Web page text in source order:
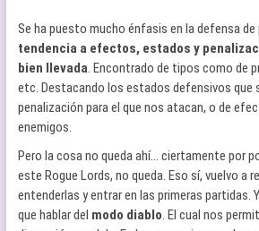
Se ha puesto mucho énfasis en la defensa de
tendencia a efectos, estados y
bien llevada. Encontrado de tipos como de
etc. Destacando los estados defensivos que
penalización para el que nos atacan, o de
enemigos.
Pero la cosa no queda ahí… ciertamente por
este Rogue Lords, no queda. Eso sí, vuelvo a
entenderlas y entrar en las primeras partidas.
que hablar del modo diablo. El cual nos